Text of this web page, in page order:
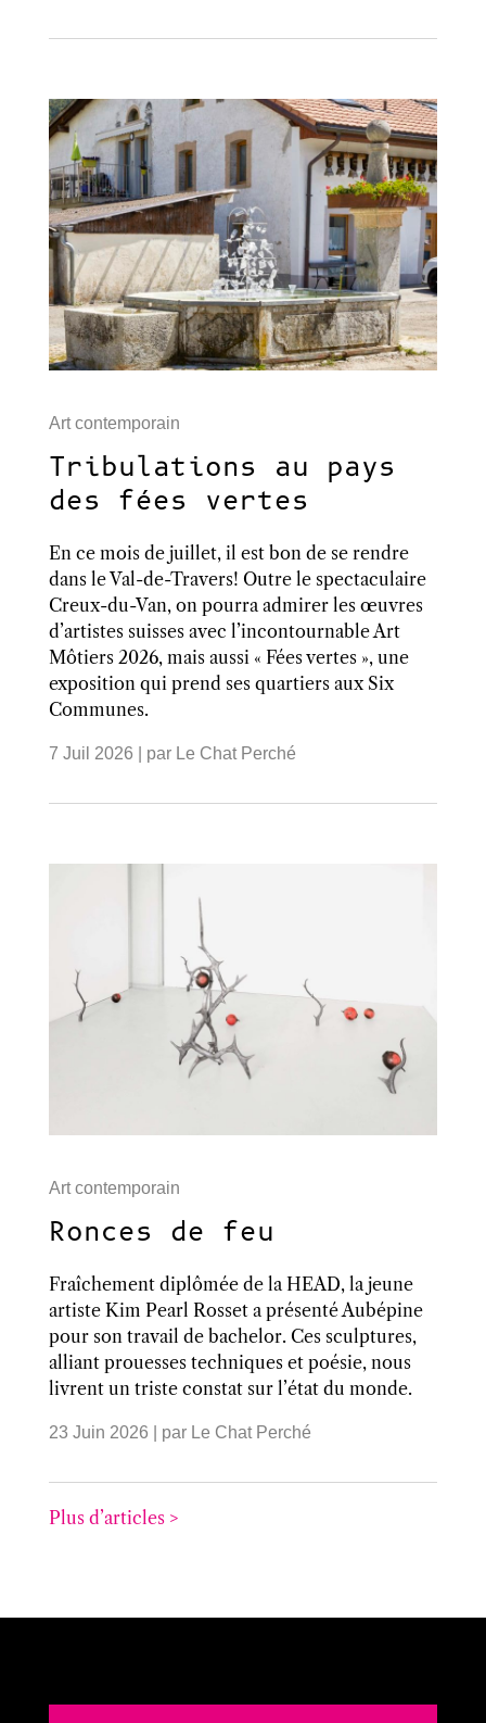
Art contemporain
Tribulations au pays
des fées vertes
En ce mois de juillet, il est bon de se rendre
dans le Val-de-Travers! Outre le spectaculaire
Creux-du-Van, on pourra admirer les œuvres
d’artistes suisses avec l’incontournable Art
Môtiers 2026, mais aussi « Fées vertes », une
exposition qui prend ses quartiers aux Six
Communes.
7 Juil 2026 | par Le Chat Perché
Art contemporain
Ronces de feu
Fraîchement diplômée de la HEAD, la jeune
artiste Kim Pearl Rosset a présenté Aubépine
pour son travail de bachelor. Ces sculptures,
alliant prouesses techniques et poésie, nous
livrent un triste constat sur l’état du monde.
23 Juin 2026 | par Le Chat Perché
Plus d’articles >